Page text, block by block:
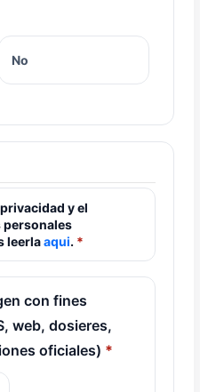
No
y el
personales
leerlaaqui.
con fines
web, dosieres,
oficiales)